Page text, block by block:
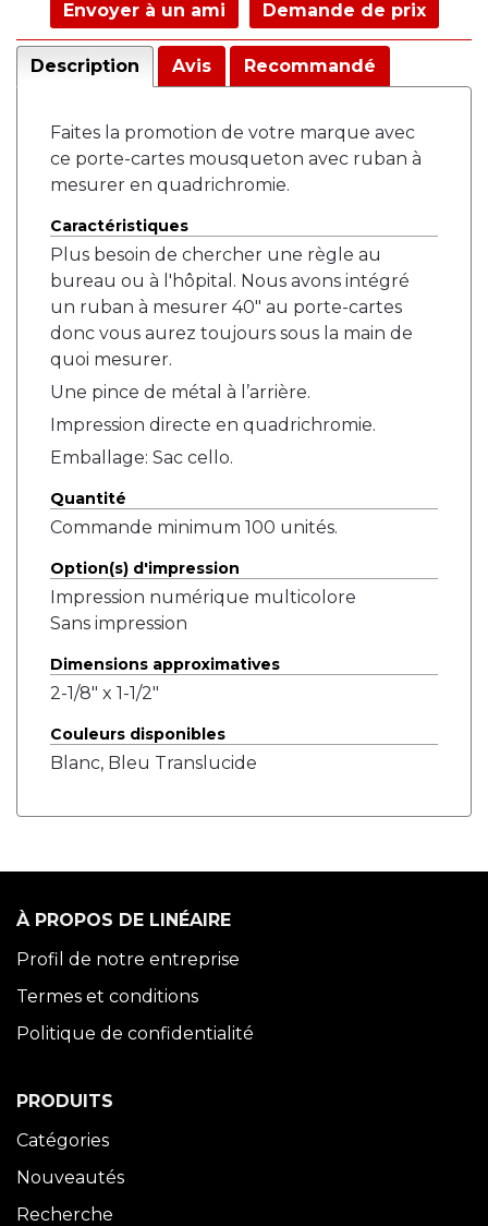
Envoyer à un ami Demande de prix
Description Avis Recommandé
Faites la promotion de votre marque avec
ce porte-cartes mousqueton avec ruban à
mesurer en quadrichromie.
Caractéristiques
Plus besoin de chercher une règle au
bureau ou à l'hôpital. Nous avons intégré
un ruban à mesurer 40" au porte-cartes
donc vous aurez toujours sous la main de
quoi mesurer.
Une pince de métal à l’arrière.
Impression directe en quadrichromie.
Emballage: Sac cello.
Quantité
Commande minimum 100 unités.
Option(s) d'impression
Impression numérique multicolore
Sans impression
Dimensions approximatives
2-1/8" x 1-1/2"
Couleurs disponibles
Blanc, Bleu Translucide
À PROPOS DE LINÉAIRE
Profil de notre entreprise
Termes et conditions
Politique de confidentialité
PRODUITS
Catégories
Nouveautés
Recherche